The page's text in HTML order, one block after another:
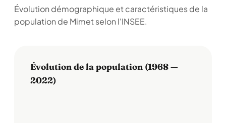
Évolution démographique et caractéristiques de la
population de Mimet selon l'INSEE.
Évolution de la population (1968 —
2022)